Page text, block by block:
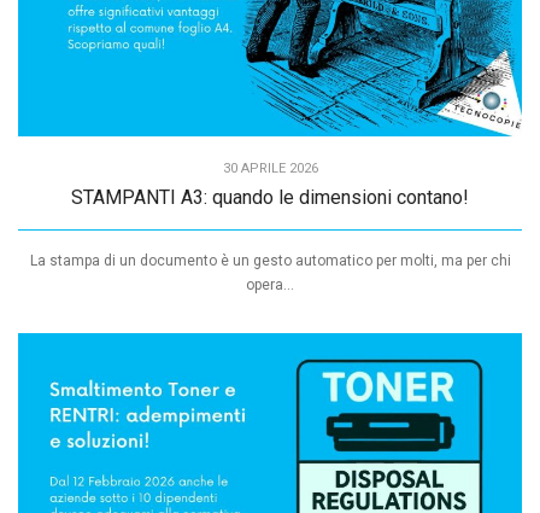
30 APRILE 2026
STAMPANTI A3: quando le dimensioni contano!
La stampa di un documento è un gesto automatico per molti, ma per chi
opera...